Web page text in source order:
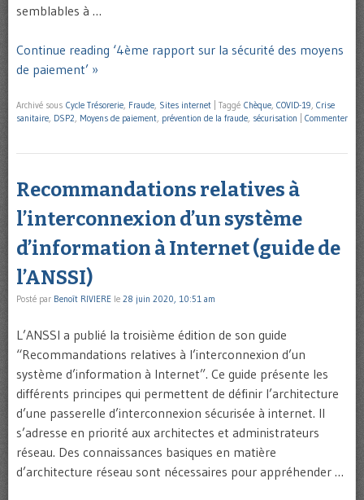
semblables à …
Continue reading ‘4ème rapport sur la sécurité des moyens
de paiement’ »
Archivé sous Cycle Trésorerie, Fraude, Sites internet Taggé Chèque, COVID-19, Crise
sanitaire, DSP2, Moyens de paiement, prévention de la fraude, sécurisation Commenter
Recommandations relatives à
l’interconnexion d’un système
d’information à Internet (guide de
l’ANSSI)
Posté par Benoît RIVIERE le 28 juin 2020, 10:51 am
L’ANSSI a publié la troisième édition de son guide
“Recommandations relatives à l’interconnexion d’un
système d’information à Internet”. Ce guide présente les
différents principes qui permettent de définir l’architecture
d’une passerelle d’interconnexion sécurisée à internet. Il
s’adresse en priorité aux architectes et administrateurs
réseau. Des connaissances basiques en matière
d’architecture réseau sont nécessaires pour appréhender …